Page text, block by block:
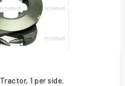
Tractor, 1 per side.